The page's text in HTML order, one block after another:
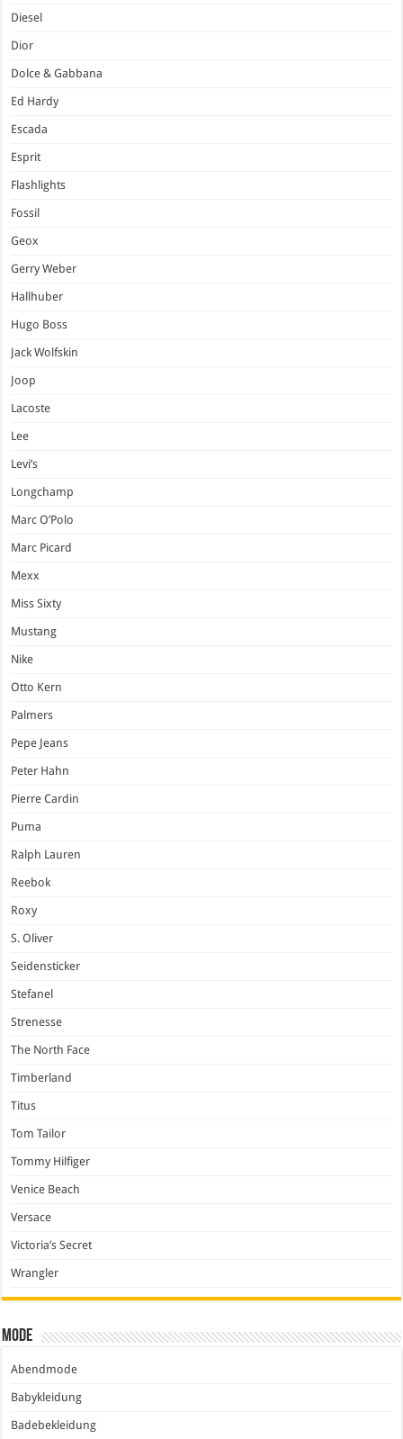
Diesel
Dior
Dolce & Gabbana
Ed Hardy
Escada
Esprit
Flashlights
Fossil
Geox
Gerry Weber
Hallhuber
Hugo Boss
Jack Wolfskin
Joop
Lacoste
Lee
Levi’s
Longchamp
Marc O’Polo
Marc Picard
Mexx
Miss Sixty
Mustang
Nike
Otto Kern
Palmers
Pepe Jeans
Peter Hahn
Pierre Cardin
Puma
Ralph Lauren
Reebok
Roxy
S. Oliver
Seidensticker
Stefanel
Strenesse
The North Face
Timberland
Titus
Tom Tailor
Tommy Hilfiger
Venice Beach
Versace
Victoria’s Secret
Wrangler
Mode
Abendmode
Babykleidung
Badebekleidung